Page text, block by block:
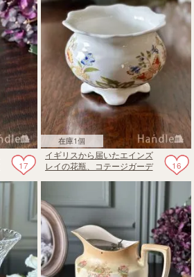
17
在庫1個
16
イギリスから届いたエインズ
レイの花瓶、コテージガーデ